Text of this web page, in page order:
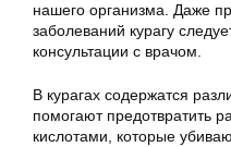
нашего организма. Даже
заболеваний курагу
консультации с врачом.
В курагах содержатся
помогают предотвратить
кислотами, которые